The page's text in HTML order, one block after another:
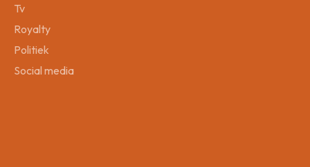
Tv
Royalty
Politiek
Social media